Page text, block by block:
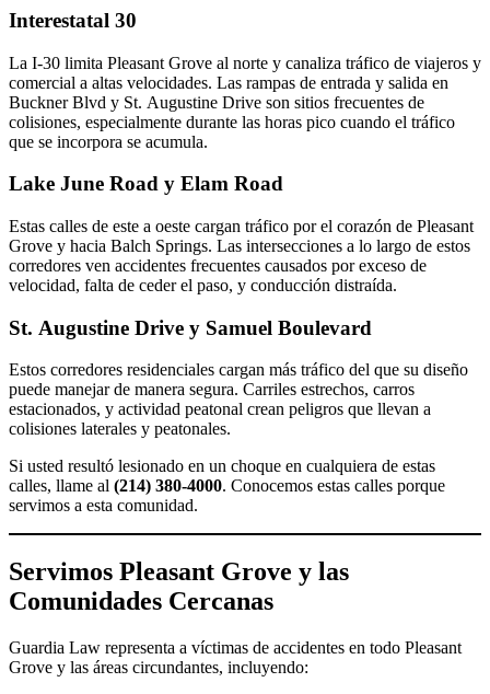
Interestatal 30
La I-30 limita Pleasant Grove al norte y canaliza tráfico de viajeros y
comercial a altas velocidades. Las rampas de entrada y salida en
Buckner Blvd y St. Augustine Drive son sitios frecuentes de
colisiones, especialmente durante las horas pico cuando el tráfico
que se incorpora se acumula.
Lake June Road y Elam Road
Estas calles de este a oeste cargan tráfico por el corazón de Pleasant
Grove y hacia Balch Springs. Las intersecciones a lo largo de estos
corredores ven accidentes frecuentes causados por exceso de
velocidad, falta de ceder el paso, y conducción distraída.
St. Augustine Drive y Samuel Boulevard
Estos corredores residenciales cargan más tráfico del que su diseño
puede manejar de manera segura. Carriles estrechos, carros
estacionados, y actividad peatonal crean peligros que llevan a
colisiones laterales y peatonales.
Si usted resultó lesionado en un choque en cualquiera de estas
calles, llame al (214) 380-4000. Conocemos estas calles porque
servimos a esta comunidad.
Servimos Pleasant Grove y las
Comunidades Cercanas
Guardia Law representa a víctimas de accidentes en todo Pleasant
Grove y las áreas circundantes, incluyendo: